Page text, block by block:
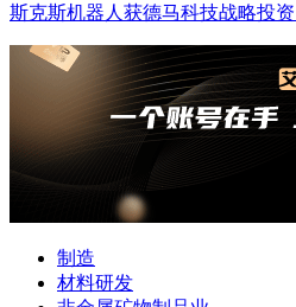
斯克斯机器人获德马科技战略投
制造
材料研发